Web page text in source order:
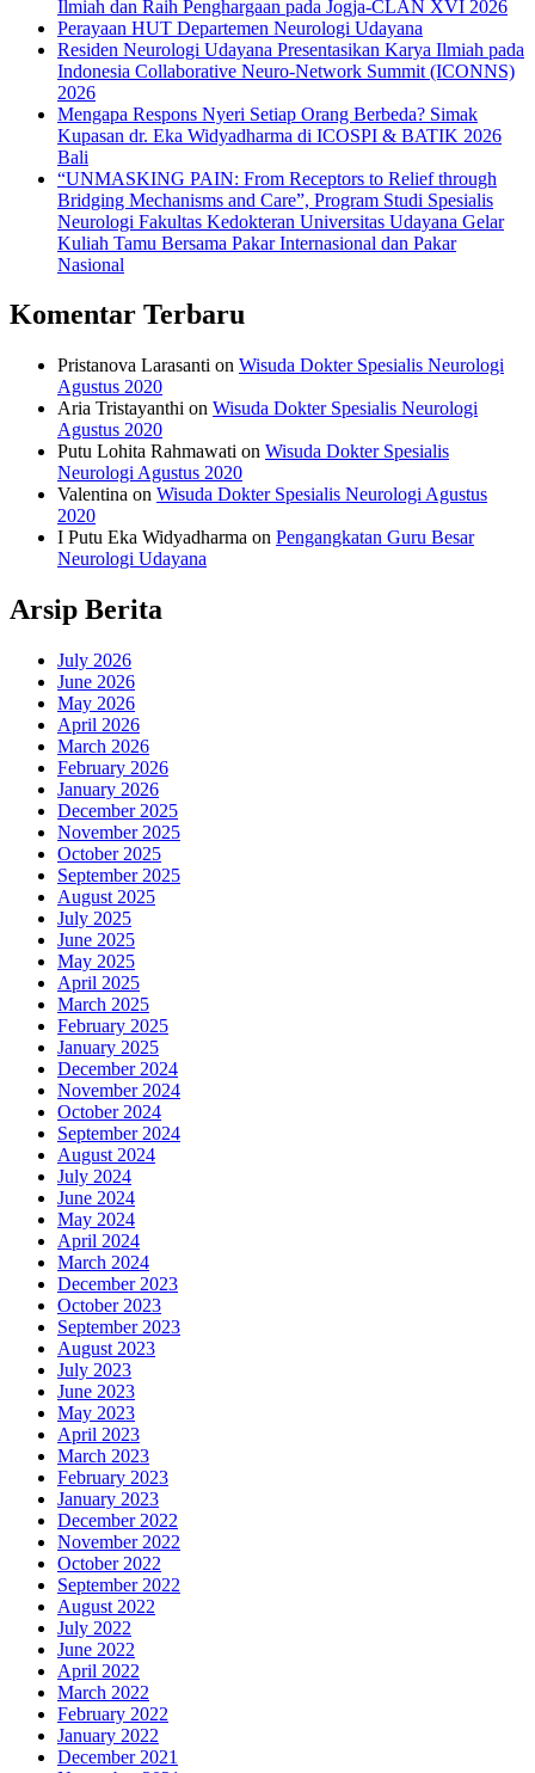
Ilmiah dan Raih Penghargaan pada Jogja-CLAN XVI 2026
Perayaan HUT Departemen Neurologi Udayana
Residen Neurologi Udayana Presentasikan Karya Ilmiah pada
Indonesia Collaborative Neuro-Network Summit (ICONNS)
2026
Mengapa Respons Nyeri Setiap Orang Berbeda? Simak
Kupasan dr. Eka Widyadharma di ICOSPI & BATIK 2026
Bali
“UNMASKING PAIN: From Receptors to Relief through
Bridging Mechanisms and Care”, Program Studi Spesialis
Neurologi Fakultas Kedokteran Universitas Udayana Gelar
Kuliah Tamu Bersama Pakar Internasional dan Pakar
Nasional
Komentar Terbaru
Pristanova Larasanti on Wisuda Dokter Spesialis Neurologi
Agustus 2020
Aria Tristayanthi on Wisuda Dokter Spesialis Neurologi
Agustus 2020
Putu Lohita Rahmawati on Wisuda Dokter Spesialis
Neurologi Agustus 2020
Valentina on Wisuda Dokter Spesialis Neurologi Agustus
2020
I Putu Eka Widyadharma on Pengangkatan Guru Besar
Neurologi Udayana
Arsip Berita
July 2026
June 2026
May 2026
April 2026
March 2026
February 2026
January 2026
December 2025
November 2025
October 2025
September 2025
August 2025
July 2025
June 2025
May 2025
April 2025
March 2025
February 2025
January 2025
December 2024
November 2024
October 2024
September 2024
August 2024
July 2024
June 2024
May 2024
April 2024
March 2024
December 2023
October 2023
September 2023
August 2023
July 2023
June 2023
May 2023
April 2023
March 2023
February 2023
January 2023
December 2022
November 2022
October 2022
September 2022
August 2022
July 2022
June 2022
April 2022
March 2022
February 2022
January 2022
December 2021